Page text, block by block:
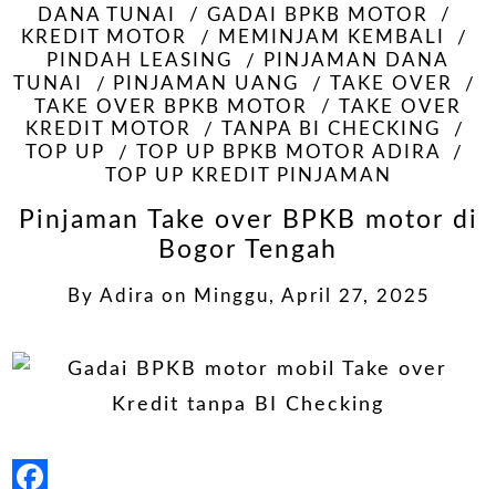
DANA TUNAI
GADAI BPKB MOTOR
KREDIT MOTOR
MEMINJAM KEMBALI
PINDAH LEASING
PINJAMAN DANA
TUNAI
PINJAMAN UANG
TAKE OVER
TAKE OVER BPKB MOTOR
TAKE OVER
KREDIT MOTOR
TANPA BI CHECKING
TOP UP
TOP UP BPKB MOTOR ADIRA
TOP UP KREDIT PINJAMAN
Pinjaman Take over BPKB motor di
Bogor Tengah
By Adira on Minggu, April 27, 2025